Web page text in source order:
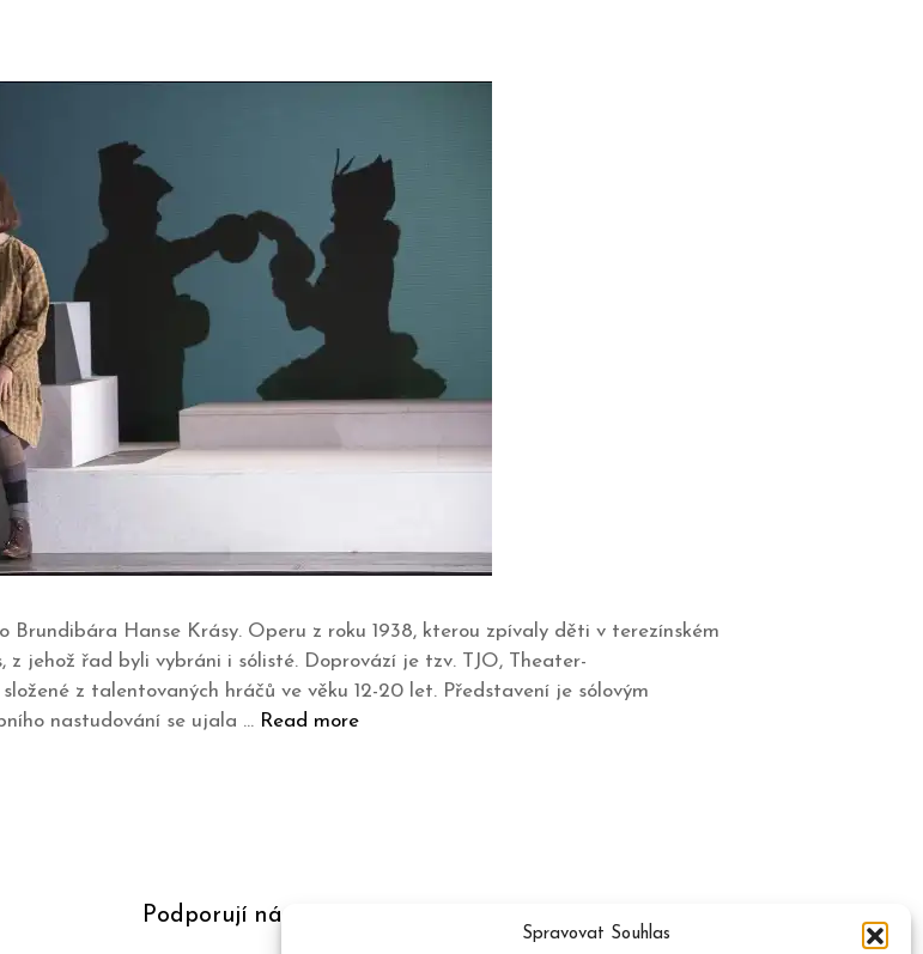
Spravovat Souhlas
Hanse Krásy. Operu z roku 1938, kterou zpívaly děti v terezínském
jehož řad byli vybráni i sólisté. Doprovází je tzv. TJO, Theater-
z talentovaných hráčů ve věku 12-20 let. Představení je sólovým
nastudování se ujala … Read more
Podporují nás